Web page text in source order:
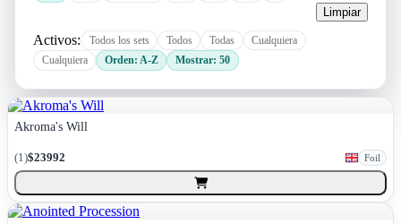
Limpiar
Activos: Todos los sets Todos Todas
Cualquiera
Cualquiera
Orden: A-Z Mostrar: 50
Akroma's Will
(1)$23992 Foil